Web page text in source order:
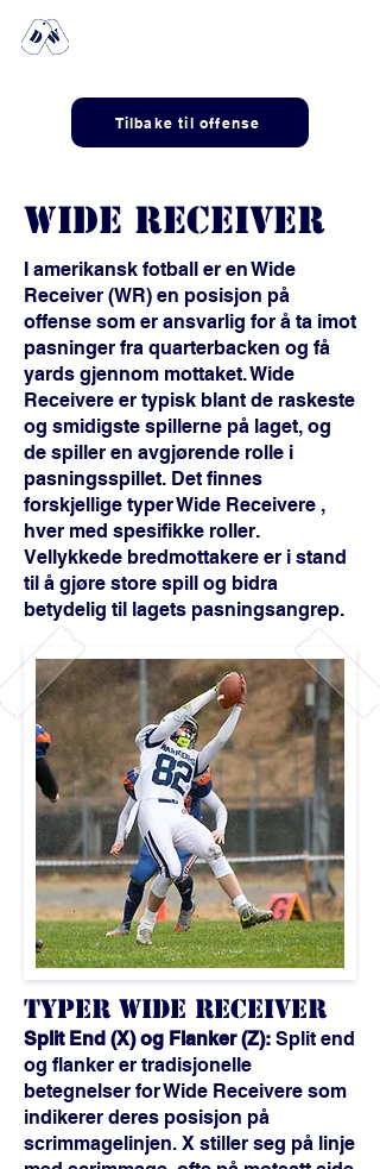
Tilbake til offense
WIDE RECEIVER
I amerikansk fotball er en Wide
Receiver (WR) en posisjon på
offense som er ansvarlig for å ta imot
pasninger fra quarterbacken og få
yards gjennom mottaket. Wide
Receivere er typisk blant de raskeste
og smidigste spillerne på laget, og
de spiller en avgjørende rolle i
pasningsspillet. Det finnes
forskjellige typer Wide Receivere ,
hver med spesifikke roller.
Vellykkede bredmottakere er i stand
til å gjøre store spill og bidra
betydelig til lagets pasningsangrep.
Typer WIDE RECEiVER
Split End (X) og Flanker (Z): Split end
og flanker er tradisjonelle
betegnelser for Wide Receivere som
indikerer deres posisjon på
scrimmagelinjen. X stiller seg på linje